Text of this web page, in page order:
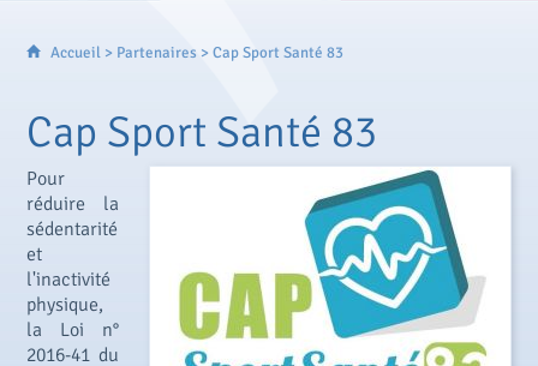
Accueil > Partenaires > Cap Sport Santé 83
Cap Sport Santé 83
Pour
réduire la
sédentarité
et
l'inactivité
physique,
la Loi n°
2016-41 du